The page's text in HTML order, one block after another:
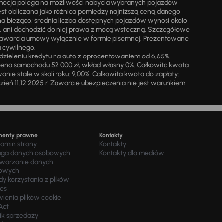
polega na możliwości nabycia wybranych pojazdów
obliczana jako różnica pomiędzy najniższą ceną danego
bieżąco; średnia liczba dostępnych pojazdów wynosi około
dochodzić do niej prawa z mocą wsteczną. Szczegółowe
umowy wyłącznie w formie pisemnej. Prezentowane
cywilnego.
kredytu na auto z oprocentowaniem od 6,65%.
samochodu 52 000 zł, wkład własny 0%. Całkowita kwota
stałe w skali roku: 9,00%. Całkowita kwota do zapłaty:
11.12.2025 r. Zawarcie ubezpieczenia nie jest warunkiem
prawne
strony
danych osobowych
danych
korzystania z plików
plików cookie
sprzedaży
Kontakty
Kontakty
Kontakty dla mediów